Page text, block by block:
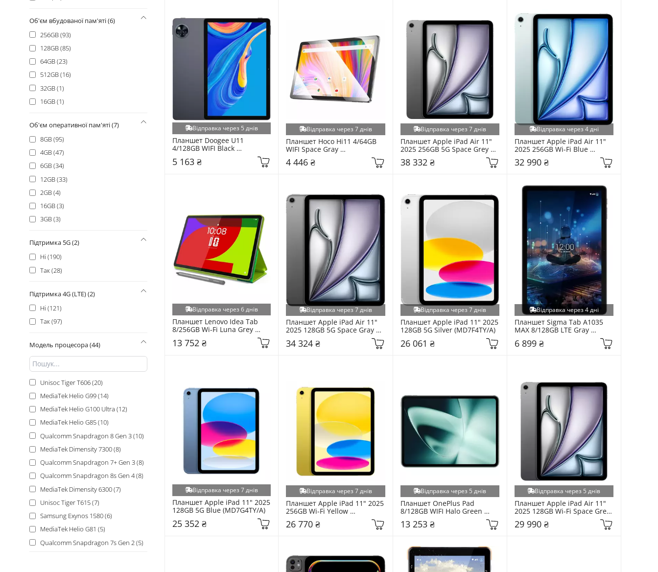
Об'єм вбудованої пам'яті (6)
256GB (93)
128GB (85)
64GB (23)
512GB (16)
32GB (1)
16GB (1)
Об'єм оперативної пам'яті (7)
8GB (95)
4GB (47)
6GB (34)
12GB (33)
2GB (4)
16GB (3)
3GB (3)
Підтримка 5G (2)
Ні (190)
Так (28)
Підтримка 4G (LTE) (2)
Ні (121)
Так (97)
Модель процесора (44)
Unisoc Tiger T606 (20)
MediaTek Helio G99 (14)
MediaTek Helio G100 Ultra (12)
MediaTek Helio G85 (10)
Qualcomm Snapdragon 8 Gen 3 (10)
MediaTek Dimensity 7300 (8)
Qualcomm Snapdragon 7+ Gen 3 (8)
Qualcomm Snapdragon 8s Gen 4 (8)
MediaTek Dimensity 6300 (7)
Unisoc Tiger T615 (7)
Samsung Exynos 1580 (6)
MediaTek Helio G81 (5)
Qualcomm Snapdragon 7s Gen 2 (5)
Відправка через 5 днів
Планшет Doogee U11
4/128GB WIFI Black
5 163 ₴
Відправка через 7 днів
Планшет Hoco Hi11 4/64GB
WIFI Space Gray
4 446 ₴
Відправка через 7 днів
Планшет Apple iPad Air 11"
2025 256GB 5G Space Grey
38 332 ₴
Відправка через 4 дні
Планшет Apple iPad Air 11"
2025 256GB Wi-Fi Blue
32 990 ₴
Відправка через 6 днів
Планшет Lenovo Idea Tab
8/256GB Wi-Fi Luna Grey
13 752 ₴
Відправка через 7 днів
Планшет Apple iPad Air 11"
2025 128GB 5G Space Gray
34 324 ₴
Відправка через 7 днів
Планшет Apple iPad 11" 2025
128GB 5G Silver (MD7F4TY/A)
26 061 ₴
Відправка через 4 дні
Планшет Sigma Tab A1035
MAX 8/128GB LTE Gray
6 899 ₴
Відправка через 7 днів
Планшет Apple iPad 11" 2025
128GB 5G Blue (MD7G4TY/A)
25 352 ₴
Відправка через 7 днів
Планшет Apple iPad 11" 2025
256GB Wi-Fi Yellow
26 770 ₴
Відправка через 5 днів
Планшет OnePlus Pad
8/128GB WIFI Halo Green
13 253 ₴
Відправка через 5 днів
Планшет Apple iPad Air 11"
2025 128GB Wi-Fi Space Grey
29 990 ₴